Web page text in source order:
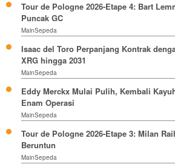
Tour de Pologne 2026-Etape 4: Bart
Puncak GC
MainSepeda
Isaac del Toro Perpanjang Kontrak
XRG hingga 2031
MainSepeda
Eddy Merckx Mulai Pulih, Kembali
Enam Operasi
MainSepeda
Tour de Pologne 2026-Etape 3: Milan
Beruntun
MainSepeda